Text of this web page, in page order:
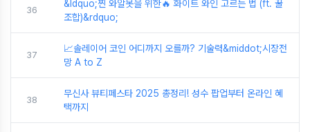
36
&ldquo;찐 와알못을 위한🔥 화이트 와인 고르는 법 (ft. 꿀
조합)&rdquo;
37
📈솔레이어 코인 어디까지 오를까? 기술력&middot;시장전
망 A to Z
38
무신사 뷰티페스타 2025 총정리! 성수 팝업부터 온라인 혜
택까지